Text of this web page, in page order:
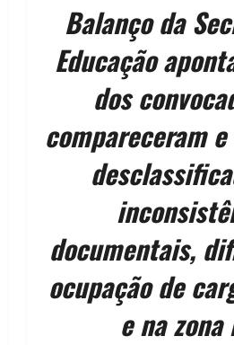
Balanço da
Educação
dos
compareceram
documentais,
ocupação de
e na